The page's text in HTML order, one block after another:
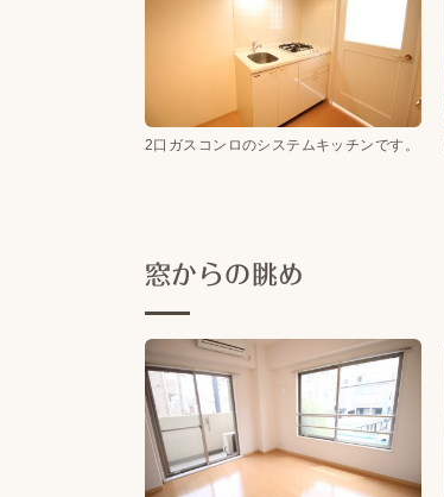
2口ガスコンロのシステムキッチンです。
窓からの眺め